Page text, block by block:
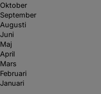
Oktober
September
Augusti
Juni
Maj
April
Mars
Februari
Januari